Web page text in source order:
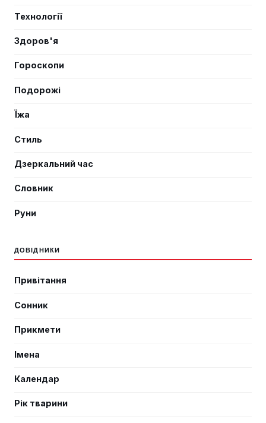
Технології
Здоров'я
Гороскопи
Подорожі
Їжа
Стиль
Дзеркальний час
Словник
Руни
ДОВІДНИКИ
Привітання
Сонник
Прикмети
Імена
Календар
Рік тварини